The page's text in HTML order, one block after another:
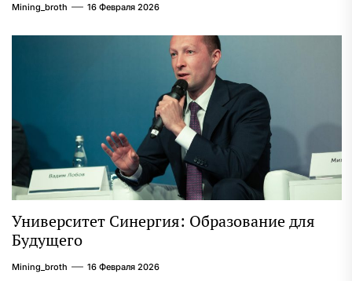
Mining_broth 16 Февраля 2026
Университет Синергия: Образование для
Будущего
Mining_broth 16 Февраля 2026